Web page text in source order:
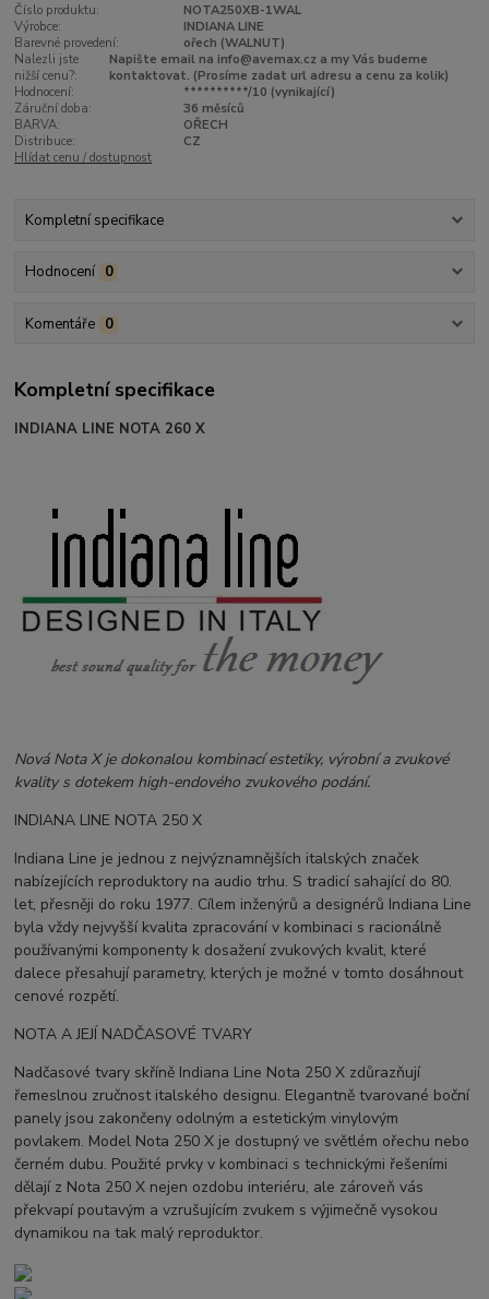
Číslo produktu:
NOTA250XB-1WAL
Výrobce:
INDIANA LINE
Barevné provedení:
ořech (WALNUT)
Nalezli jste
nižší cenu?:
Napište email na info@avemax.cz a my Vás budeme
kontaktovat. (Prosíme zadat url adresu a cenu za kolik)
Hodnocení:
**********/10 (vynikající)
Záruční doba:
36 měsíců
BARVA:
OŘECH
Distribuce:
CZ
Hlídat cenu / dostupnost
Kompletní specifikace
Hodnocení 0
Komentáře 0
Kompletní specifikace
INDIANA LINE NOTA 260 X
Nová Nota X je dokonalou kombinací estetiky, výrobní a zvukové
kvality s dotekem high-endového zvukového podání.
INDIANA LINE NOTA 250 X
Indiana Line je jednou z nejvýznamnějších italských značek
nabízejících reproduktory na audio trhu. S tradicí sahající do 80.
let, přesněji do roku 1977. Cílem inženýrů a designérů Indiana Line
byla vždy nejvyšší kvalita zpracování v kombinaci s racionálně
používanými komponenty k dosažení zvukových kvalit, které
dalece přesahují parametry, kterých je možné v tomto dosáhnout
cenové rozpětí.
NOTA A JEJÍ NADČASOVÉ TVARY
Nadčasové tvary skříně Indiana Line Nota 250 X zdůrazňují
řemeslnou zručnost italského designu. Elegantně tvarované boční
panely jsou zakončeny odolným a estetickým vinylovým
povlakem. Model Nota 250 X je dostupný ve světlém ořechu nebo
černém dubu. Použité prvky v kombinaci s technickými řešeními
dělají z Nota 250 X nejen ozdobu interiéru, ale zároveň vás
překvapí poutavým a vzrušujícím zvukem s výjimečně vysokou
dynamikou na tak malý reproduktor.